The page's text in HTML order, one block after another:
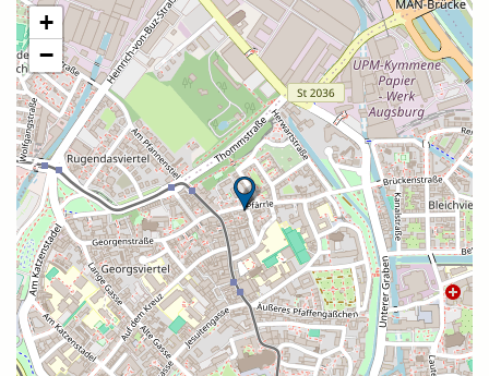
+
−